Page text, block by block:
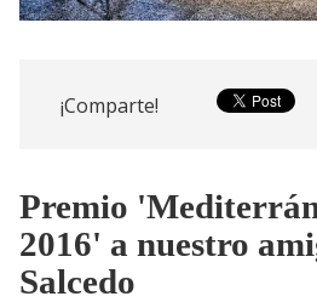
¡Comparte!
Premio
2016' a nuestro
Salcedo